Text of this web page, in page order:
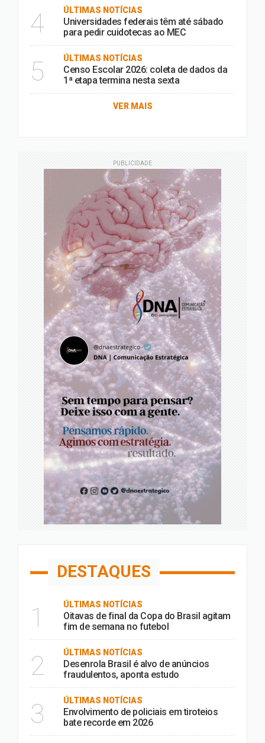
4 ÚLTIMAS NOTÍCIAS
Universidades federais têm até sábado
para pedir cuidotecas ao MEC
5 ÚLTIMAS NOTÍCIAS
Censo Escolar 2026: coleta de dados da
1ª etapa termina nesta sexta
VER MAIS
PUBLICIDADE
DESTAQUES
1 ÚLTIMAS NOTÍCIAS
Oitavas de final da Copa do Brasil agitam
fim de semana no futebol
2 ÚLTIMAS NOTÍCIAS
Desenrola Brasil é alvo de anúncios
fraudulentos, aponta estudo
3 ÚLTIMAS NOTÍCIAS
Envolvimento de policiais em tiroteios
bate recorde em 2026